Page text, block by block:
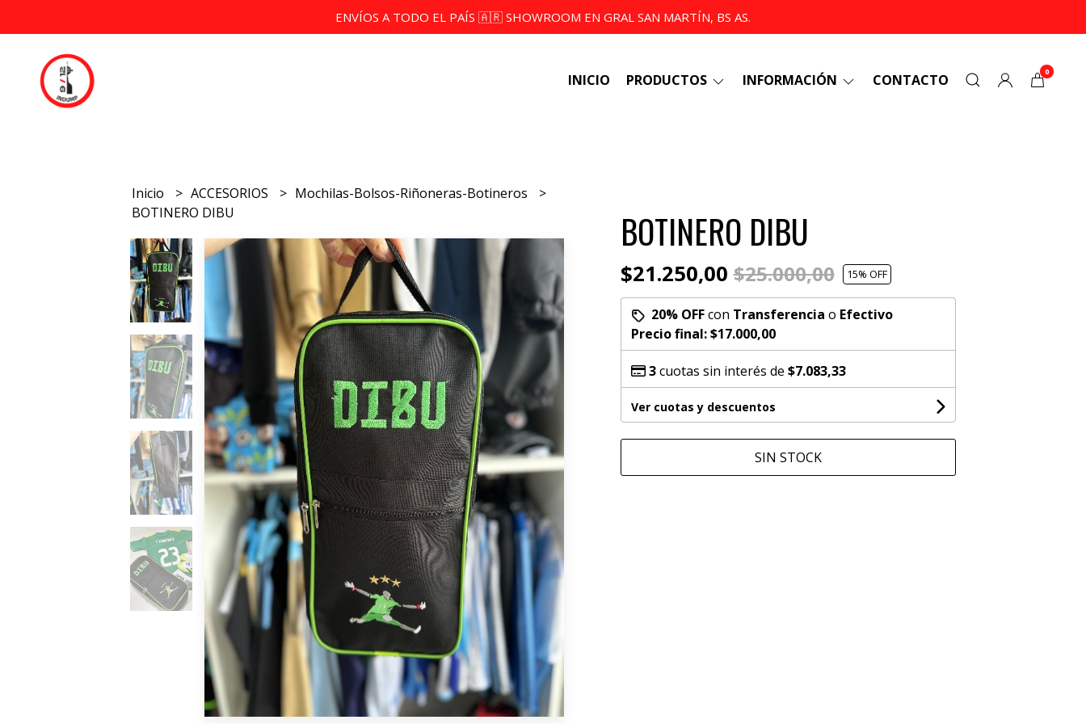
ENVÍOS A TODO EL PAÍS 🇦🇷 SHOWROOM EN GRAL SAN MARTÍN, BS AS.
INICIO PRODUCTOS INFORMACIÓN CONTACTO 0
Inicio ACCESORIOS
Mochilas-Bolsos-Riñoneras-Botineros
BOTINERO DIBU
BOTINERO DIBU
$21.250,00$25.000,00 15% OFF
20% OFFcon Transferencia o Efectivo
Precio final:$17.000,00
3cuotas sin interés de $7.083,33
Ver cuotas y descuentos
SIN STOCK